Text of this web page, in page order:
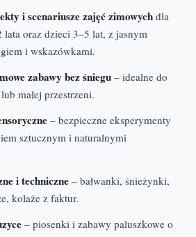
i scenariusze zajęć zimowych dla
lata oraz dzieci 3–5 lat, z jasnym
i wskazówkami.
zabawy bez śniegu – idealne do
małej przestrzeni.
– bezpieczne eksperymenty
sztucznym i naturalnymi
i techniczne – bałwanki, śnieżynki,
kolaże z faktur.
– piosenki i zabawy paluszkowe o